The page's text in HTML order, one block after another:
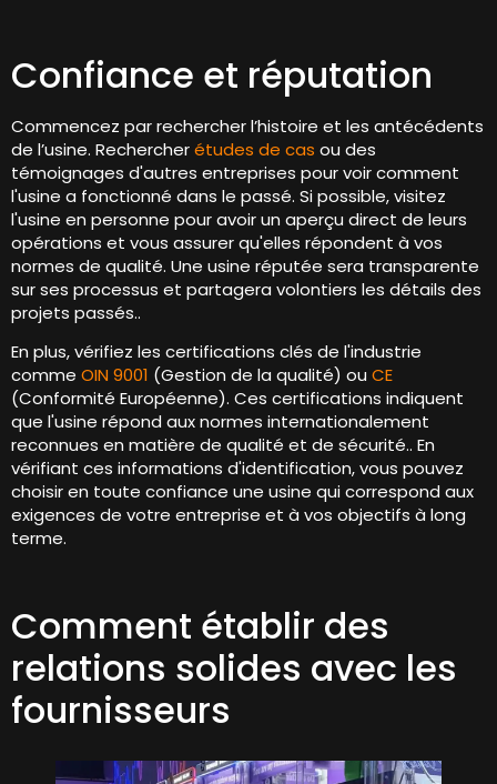
Confiance et réputation
Commencez par rechercher l’histoire et les antécédents
de l’usine. Rechercherétudes de cas ou des
témoignages d'autres entreprises pour voir comment
l'usine a fonctionné dans le passé. Si possible, visitez
l'usine en personne pour avoir un aperçu direct de leurs
opérations et vous assurer qu'elles répondent à vos
normes de qualité. Une usine réputée sera transparente
sur ses processus et partagera volontiers les détails des
projets passés..
En plus, vérifiez les certifications clés de l'industrie
comme OIN 9001 (Gestion de la qualité) ou CE
(Conformité Européenne). Ces certifications indiquent
que l'usine répond aux normes internationalement
reconnues en matière de qualité et de sécurité.. En
vérifiant ces informations d'identification, vous pouvez
choisir en toute confiance une usine qui correspond aux
exigences de votre entreprise et à vos objectifs à long
terme.
Comment établir des
relations solides avec les
fournisseurs